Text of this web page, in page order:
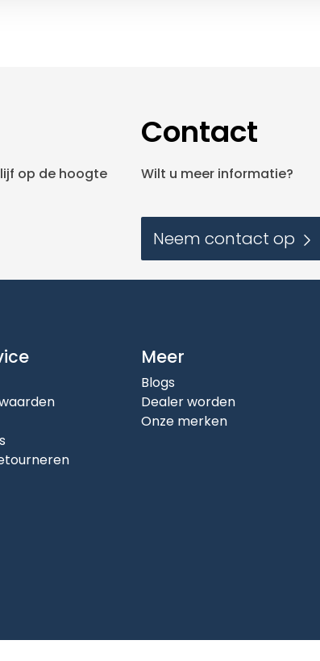
op de hoogte
Contact
Wilt u meer informatie?
Neem contact op
Meer
Blogs
Dealer worden
Onze merken